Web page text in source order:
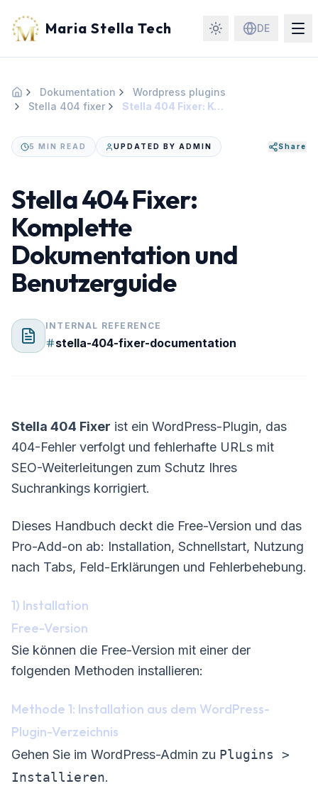
Maria Stella Tech DE
Startseite
Dokumentation
Wordpress plugins
Stella 404 fixer
Stella 404 Fixer: Komplette Dokumentation und Benutzerguide
5 MIN READ UPDATED BY ADMIN Share
Stella 404 Fixer:
Komplette
Dokumentation und
Benutzerguide
INTERNAL REFERENCE
stella-404-fixer-documentation
Stella 404 Fixer ist ein WordPress-Plugin, das
404-Fehler verfolgt und fehlerhafte URLs mit
SEO-Weiterleitungen zum Schutz Ihres
Suchrankings korrigiert.
Dieses Handbuch deckt die Free-Version und das
Pro-Add-on ab: Installation, Schnellstart, Nutzung
nach Tabs, Feld-Erklärungen und Fehlerbehebung.
1) Installation
Free-Version
Sie können die Free-Version mit einer der
folgenden Methoden installieren:
Methode 1: Installation aus dem WordPress-
Plugin-Verzeichnis
Gehen Sie im WordPress-Admin zu Plugins >
Installieren.